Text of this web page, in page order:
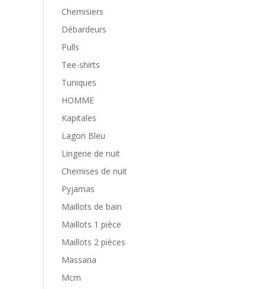
Chemisiers
Débardeurs
Pulls
Tee-shirts
Tuniques
HOMME
Kapitales
Lagon Bleu
Lingerie de nuit
Chemises de nuit
Pyjamas
Maillots de bain
Maillots 1 pièce
Maillots 2 pièces
Massana
Mcm